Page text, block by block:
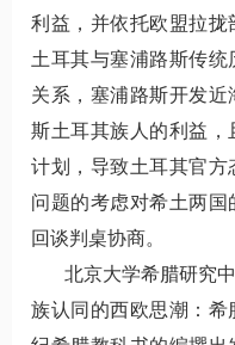
利益，并依托欧盟拉
土耳其与塞浦路斯传
关系，塞浦路斯开发
斯土耳其族人的利益
计划，导致土耳其官
问题的考虑对希土两
回谈判桌协商。
北京大学希腊研究
族认同的西欧思潮：希